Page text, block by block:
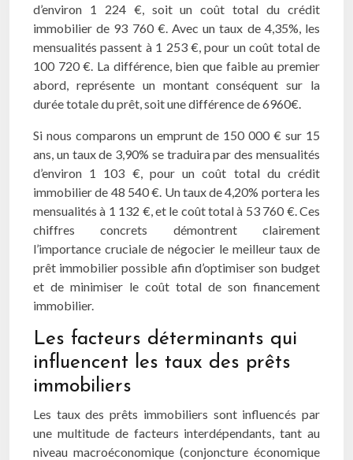
d’environ 1 224 €, soit un coût total du crédit
immobilier de 93 760 €. Avec un taux de 4,35%, les
mensualités passent à 1 253 €, pour un coût total de
100 720 €. La différence, bien que faible au premier
abord, représente un montant conséquent sur la
durée totale du prêt, soit une différence de 6960€.
Si nous comparons un emprunt de 150 000 € sur 15
ans, un taux de 3,90% se traduira par des mensualités
d’environ 1 103 €, pour un coût total du crédit
immobilier de 48 540 €. Un taux de 4,20% portera les
mensualités à 1 132 €, et le coût total à 53 760 €. Ces
chiffres concrets démontrent clairement
l’importance cruciale de négocier le meilleur taux de
prêt immobilier possible afin d’optimiser son budget
et de minimiser le coût total de son financement
immobilier.
Les facteurs déterminants qui
influencent les taux des prêts
immobiliers
Les taux des prêts immobiliers sont influencés par
une multitude de facteurs interdépendants, tant au
niveau macroéconomique (conjoncture économique